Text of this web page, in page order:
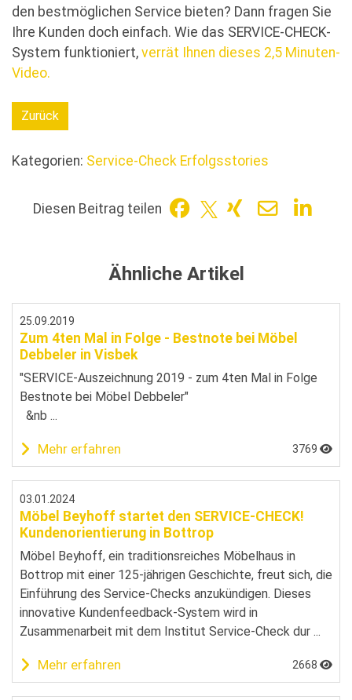
den bestmöglichen Service bieten? Dann fragen Sie
Ihre Kunden doch einfach. Wie das SERVICE-CHECK-
System funktioniert, verrät Ihnen dieses 2,5 Minuten-
Video.
Zurück
Kategorien: Service-Check Erfolgsstories
Diesen Beitrag teilen
Ähnliche Artikel
25.09.2019
Zum 4ten Mal in Folge - Bestnote bei Möbel
Debbeler in Visbek
"SERVICE-Auszeichnung 2019 - zum 4ten Mal in Folge
Bestnote bei Möbel Debbeler"
&nb ...
Mehr erfahren 3769
03.01.2024
Möbel Beyhoff startet den SERVICE-CHECK!
Kundenorientierung in Bottrop
Möbel Beyhoff, ein traditionsreiches Möbelhaus in
Bottrop mit einer 125-jährigen Geschichte, freut sich, die
Einführung des Service-Checks anzukündigen. Dieses
innovative Kundenfeedback-System wird in
Zusammenarbeit mit dem Institut Service-Check dur ...
Mehr erfahren 2668